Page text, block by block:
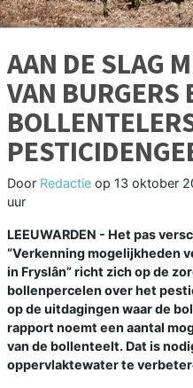
AAN DE SLAG
VAN BURGERS
Door Redactie op 13 oktober
uur
LEEUWARDEN - Het pas
“Verkenning mogelijkheden
in Fryslân” richt zich op de
bollenpercelen over het
op de uitdagingen waar de
rapport noemt een aantal
van de bollenteelt. Dat is
oppervlaktewater te